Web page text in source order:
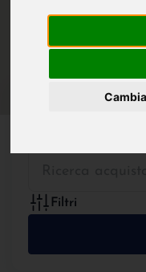
Filtri